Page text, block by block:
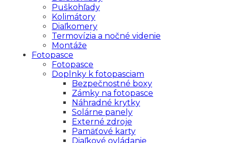
Puškohľady
Kolimátory
Diaľkomery
Termovízia a nočné videnie
Montáže
Fotopasce
Fotopasce
Doplnky k fotopasciam
Bezpečnostné boxy
Zámky na fotopasce
Náhradné krytky
Solárne panely
Externé zdroje
Pamäťové karty
Diaľkové ovládanie